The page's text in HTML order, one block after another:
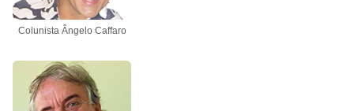
Colunista Ângelo Caffaro